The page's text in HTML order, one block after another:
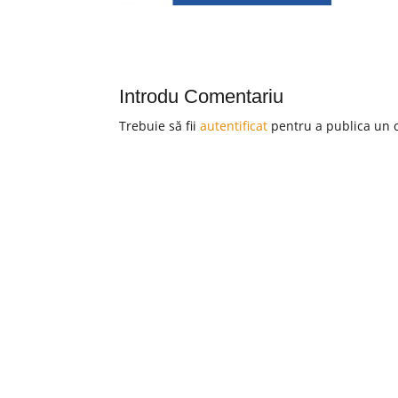
Introdu Comentariu
Trebuie să fiiautentificat pentru a publica un